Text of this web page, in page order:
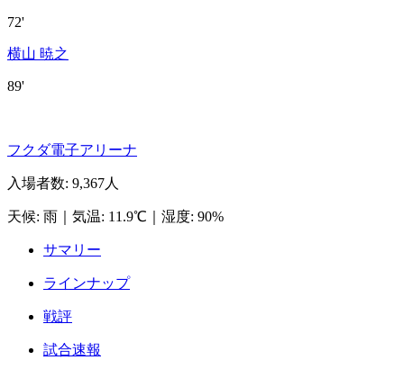
72'
横山 暁之
89'
フクダ電子アリーナ
入場者数: 9,367人
天候: 雨 気温: 11.9℃ 湿度: 90%
サマリー
ラインナップ
戦評
試合速報